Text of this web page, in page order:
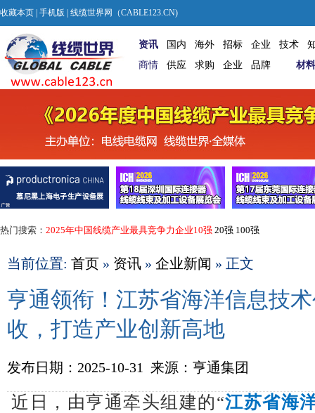
收藏本页 手机版 | 线缆世界网（CABLE123.CN)
资讯 国内 海外 招标 企业 技术
商情
供应 求购 企业 品牌 材料
热门搜索： 2025年中国线缆产业最具竞争力企业10强 20强 100强
当前位置: 首页 » 资讯 » 企业新闻 » 正文
亨通领衔！江苏省海洋信息技
收，打造产业创新高地
发布日期：2025-10-31 来源：亨通集团
近日，由亨通牵头组建的“江苏省海